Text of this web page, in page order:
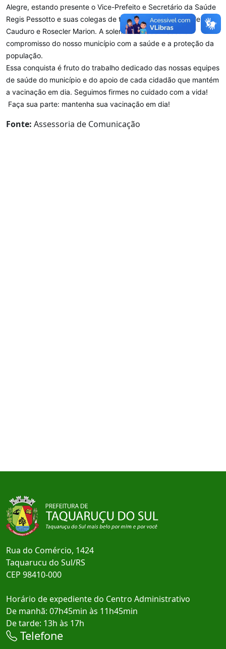
Alegre, estando presente o Vice-Prefeito e Secretário da Saúde
Regis Pessotto e suas colegas de trabalho Marilse Gabriele
Cauduro e Rosecler Marion. A solenidade reconheceu o
compromisso do nosso município com a saúde e a proteção da
população.
Essa conquista é fruto do trabalho dedicado das nossas equipes
de saúde do município e do apoio de cada cidadão que mantém
a vacinação em dia. Seguimos firmes no cuidado com a vida!
Faça sua parte: mantenha sua vacinação em dia!
Fonte: Assessoria de Comunicação
Rua do Comércio, 1424
Taquarucu do Sul/RS
CEP 98410-000
Horário de expediente do Centro Administrativo
De manhã: 07h45min às 11h45min
De tarde: 13h às 17h
Telefone